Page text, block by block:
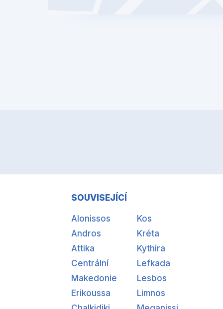
SOUVISEJÍCÍ
Alonissos
Andros
Attika
Centrální
Makedonie
Erikoussa
Kos
Kréta
Kythira
Lefkada
Lesbos
Limnos